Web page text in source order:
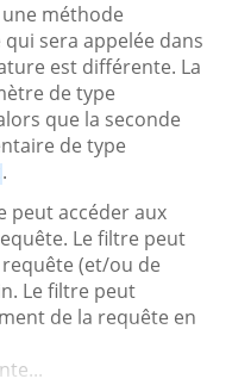
méthode
qui sera appelée dans
est différente. La
de type
que la seconde
de type
.
peut accéder aux
Le filtre peut
(et/ou de
Le filtre peut
de la requête en